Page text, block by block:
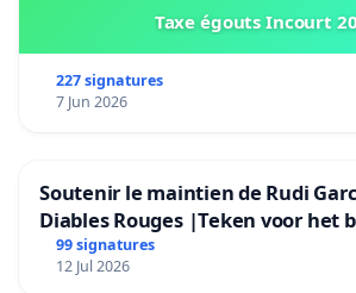
Taxe égouts Incourt
227 signatures
7 Jun 2026
Soutenir le maintien de Rudi
Diables Rouges |Teken voor het
Rudi Garcia als bondscoach
99 signatures
12 Jul 2026